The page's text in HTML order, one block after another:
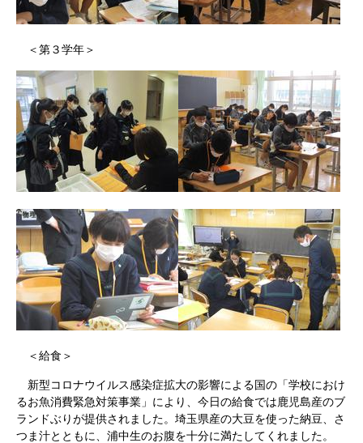
＜第３学年＞
＜給食＞
新型コロナウイルス感染症拡大の影響による国の「学校におけ
るお魚消費緊急対策事業」により、今日の給食では鹿児島産のブ
ランドぶりが提供されました。埼玉県産の大豆を使った納豆、さ
つま汁とともに、浦中生のお腹を十分に満たしてくれました。